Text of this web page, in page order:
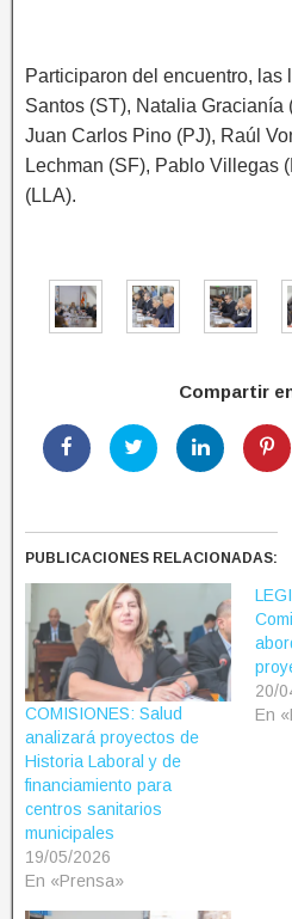
Participaron del encuentro,
Santos (ST), Natalia
Juan Carlos Pino (PJ), Raúl
Lechman (SF), Pablo Villegas
(LLA).
Compartir
PUBLICACIONES RELACIONADAS:
COMISIONES: Salud
analizará proyectos de
Historia Laboral y de
financiamiento para
centros sanitarios
municipales
19/05/2026
En «Prensa»
20/
En